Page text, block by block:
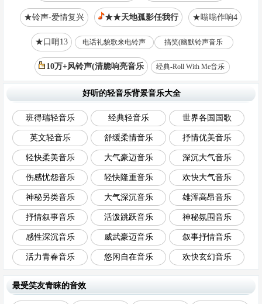
★铃声-爱情复兴 ★★天地孤影任我行 ★嗡嗡作响4
★口哨13 电话礼貌歌来电铃声 搞笑(幽默铃声音乐
10万+风铃声(清脆响亮音乐 经典-Roll With Me音乐
好听的轻音乐背景音乐大全
班得瑞轻音乐 经典轻音乐 世界各国国歌
英文轻音乐 舒缓柔情音乐 抒情优美音乐
轻快柔美音乐 大气豪迈音乐 深沉大气音乐
伤感忧怨音乐 轻快隆重音乐 欢快大气音乐
神秘另类音乐 大气深沉音乐 雄浑高昂音乐
抒情叙事音乐 活泼跳跃音乐 神秘氛围音乐
感性深沉音乐 威武豪迈音乐 叙事抒情音乐
活力青春音乐 悠闲自在音乐 欢快玄幻音乐
最受笑友青睐的音效